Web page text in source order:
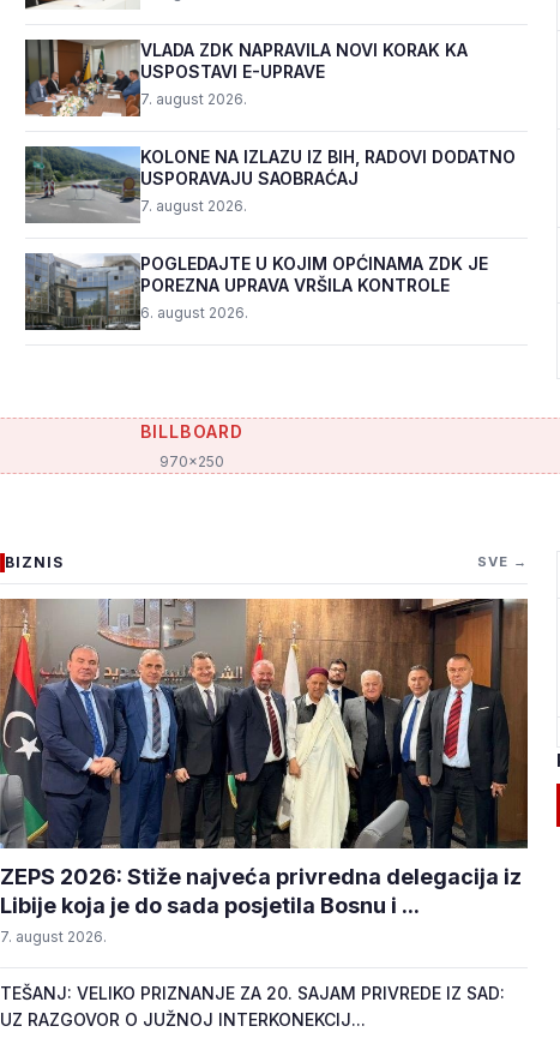
VLADA ZDK NAPRAVILA NOVI KORAK KA
USPOSTAVI E-UPRAVE
7. august 2026.
KOLONE NA IZLAZU IZ BIH, RADOVI DODATNO
USPORAVAJU SAOBRAĆAJ
7. august 2026.
POGLEDAJTE U KOJIM OPĆINAMA ZDK JE
POREZNA UPRAVA VRŠILA KONTROLE
6. august 2026.
BILLBOARD
970x250
BIZNIS SVE →
ZEPS 2026: Stiže najveća privredna delegacija iz
Libije koja je do sada posjetila Bosnu i ...
7. august 2026.
TEŠANJ: VELIKO PRIZNANJE ZA 20. SAJAM PRIVREDE IZ SAD:
UZ RAZGOVOR O JUŽNOJ INTERKONEKCIJ...